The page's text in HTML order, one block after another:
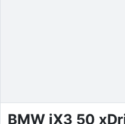
BMW iX3 50